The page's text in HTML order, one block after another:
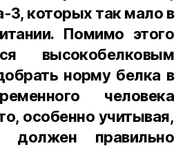
3, которых так мало в
Помимо этого
высокобелковым
норму белка в
человека
особенно учитывая,
правильно